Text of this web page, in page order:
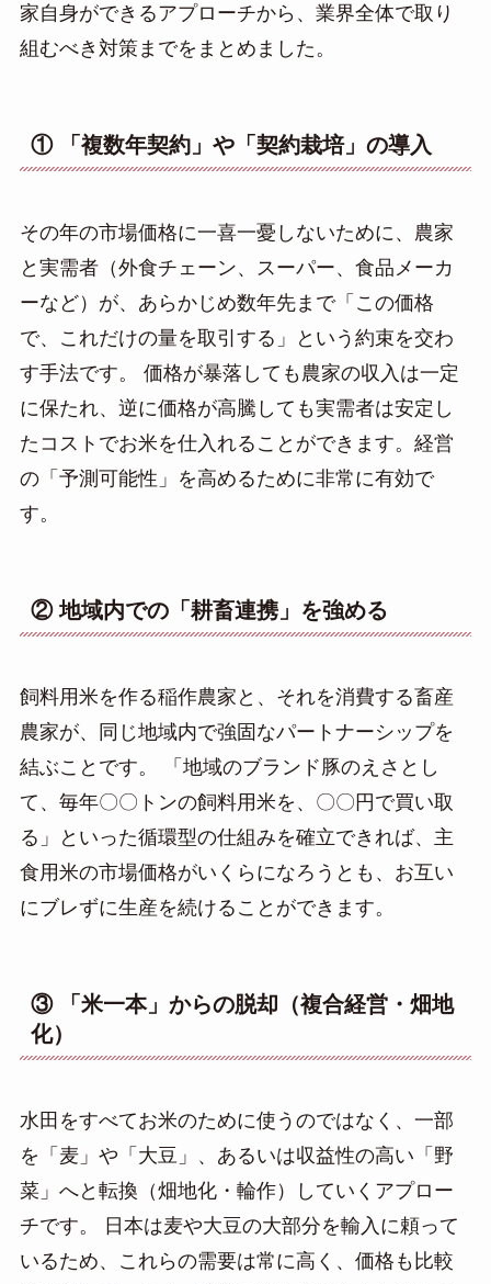
家自身ができるアプローチから、業界全体で取り
組むべき対策までをまとめました。
① 「複数年契約」や「契約栽培」の導入
その年の市場価格に一喜一憂しないために、農家
と実需者（外食チェーン、スーパー、食品メーカ
ーなど）が、あらかじめ数年先まで「この価格
で、これだけの量を取引する」という約束を交わ
す手法です。 価格が暴落しても農家の収入は一定
に保たれ、逆に価格が高騰しても実需者は安定し
たコストでお米を仕入れることができます。経営
の「予測可能性」を高めるために非常に有効で
す。
② 地域内での「耕畜連携」を強める
飼料用米を作る稲作農家と、それを消費する畜産
農家が、同じ地域内で強固なパートナーシップを
結ぶことです。 「地域のブランド豚のえさとし
て、毎年〇〇トンの飼料用米を、〇〇円で買い取
る」といった循環型の仕組みを確立できれば、主
食用米の市場価格がいくらになろうとも、お互い
にブレずに生産を続けることができます。
③ 「米一本」からの脱却（複合経営・畑地
化）
水田をすべてお米のために使うのではなく、一部
を「麦」や「大豆」、あるいは収益性の高い「野
菜」へと転換（畑地化・輪作）していくアプロー
チです。 日本は麦や大豆の大部分を輸入に頼って
いるため、これらの需要は常に高く、価格も比較